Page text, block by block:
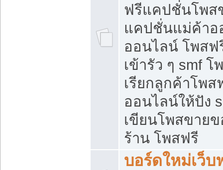
ฟรีแคปชั่นโพส
แคปชั่นแม่ค้า
ออนไลน์ โพสฟ
เข้ารัว ๆ smf
เรียกลูกค้าโพส
ออนไลน์ให้ปัง
เขียนโพสขาย
ร้าน โพสฟรี
บอร์ดใหม่เว็บ